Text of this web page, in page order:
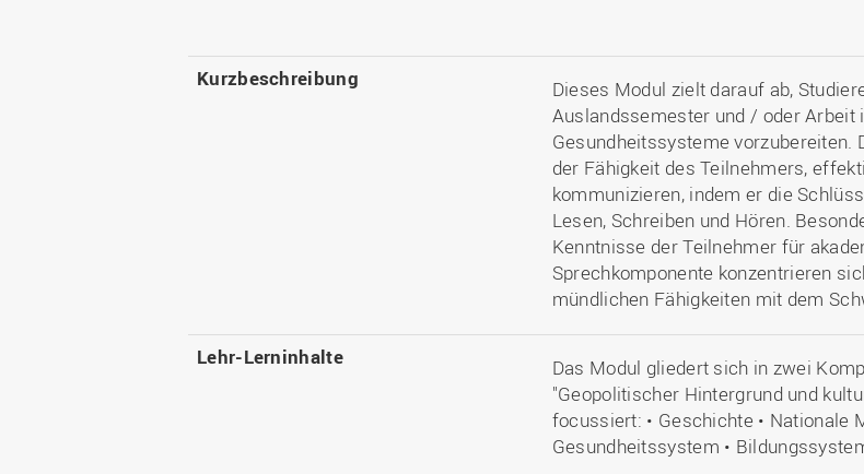
Kurzbeschreibung
Dieses Modul zielt darauf ab,
Auslandssemester und / oder
Gesundheitssysteme
der Fähigkeit des Teilnehmers,
kommunizieren, indem er die
Lesen, Schreiben und Hören.
Kenntnisse der Teilnehmer für
Sprechkomponente konzentrieren
mündlichen Fähigkeiten mit dem
Lehr-Lerninhalte
Das Modul gliedert sich in zwei
"Geopolitischer Hintergrund und
focussiert: • Geschichte • Nationale
Gesundheitssystem •